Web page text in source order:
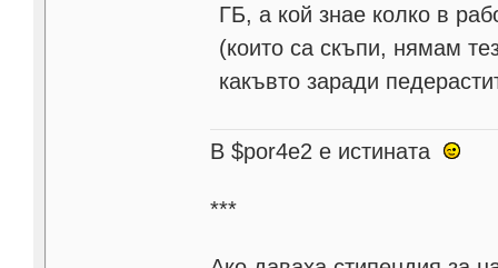
ГБ, а кой знае колко в
(които са скъпи, нямам
какъвто заради
В $por4e2 e истината
***